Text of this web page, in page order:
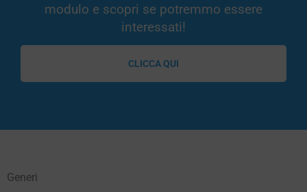
modulo e scopri se potremmo essere
interessati!
CLICCA QUI
Generi